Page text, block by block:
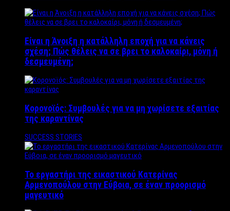
Είναι η Άνοιξη η κατάλληλη εποχή για να κάνεις
σχέση; Πώς θέλεις να σε βρει το καλοκαίρι, μόνη ή
δεσμευμένη;
Κορονοϊός: Συμβουλές για να μη χωρίσετε εξαιτίας
της καραντίνας
SUCCESS STORIES
Το εργαστήρι της εικαστικού Κατερίνας
Αρμενοπούλου στην Εύβοια, σε έναν προορισμό
μαγευτικό